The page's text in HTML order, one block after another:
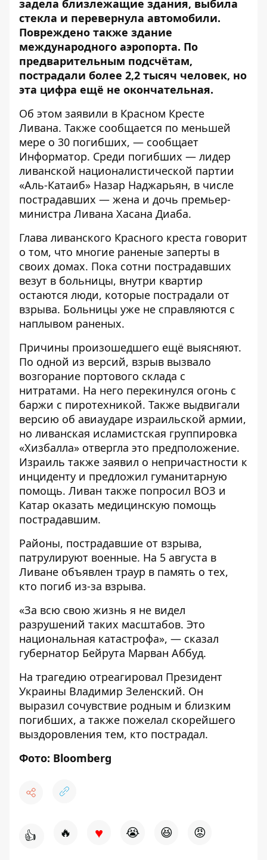
задела близлежащие здания, выбила
стекла и перевернула автомобили.
Повреждено также здание
международного аэропорта. По
предварительным подсчётам,
пострадали более 2,2 тысяч человек, но
эта цифра ещё не окончательная.
Об этом заявили в Красном Кресте
Ливана. Также сообщается по меньшей
мере о 30 погибших, — сообщает
Информатор. Среди погибших — лидер
ливанской националистической партии
«Аль-Катаиб» Назар Наджарьян, в числе
пострадавших — жена и дочь премьер-
министра Ливана Хасана Диаба.
Глава ливанского Красного креста говорит
о том, что многие раненые заперты в
своих домах. Пока сотни пострадавших
везут в больницы, внутри квартир
остаются люди, которые пострадали от
взрыва. Больницы уже не справляются с
наплывом раненых.
Причины произошедшего ещё выясняют.
По одной из версий, взрыв вызвало
возгорание портового склада с
нитратами. На него перекинулся огонь с
баржи с пиротехникой. Также выдвигали
версию об авиаударе израильской армии,
но ливанская исламистская группировка
«Хизбалла» отвергла это предположение.
Израиль также заявил о непричастности к
инциденту и предложил гуманитарную
помощь. Ливан также попросил ВОЗ и
Катар оказать медицинскую помощь
пострадавшим.
Районы, пострадавшие от взрыва,
патрулируют военные. На 5 августа в
Ливане объявлен траур в память о тех,
кто погиб из-за взрыва.
«За всю свою жизнь я не видел
разрушений таких масштабов. Это
национальная катастрофа», — сказал
губернатор Бейрута Марван Аббуд.
На трагедию отреагировал Президент
Украины Владимир Зеленский. Он
выразил сочувствие родным и близким
погибших, а также пожелал скорейшего
выздоровления тем, кто пострадал.
Фото: Bloomberg
👍 🔥 ♥ 😭 😆 😡